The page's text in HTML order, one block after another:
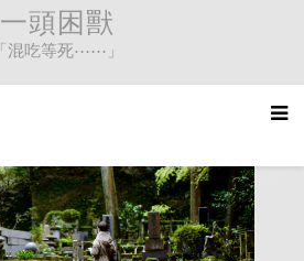
一頭困獸
「混吃等死⋯⋯」